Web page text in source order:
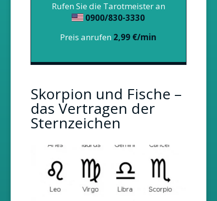
Rufen Sie die Tarotmeister an
0900/830-3330
Preis anrufen 2,99 €/min
Skorpion und Fische –
das Vertragen der
Sternzeichen